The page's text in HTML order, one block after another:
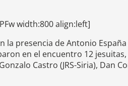
width:800 align:left]
presencia de Antonio España
en el encuentro 12
Castro (JRS-Siria), Dan